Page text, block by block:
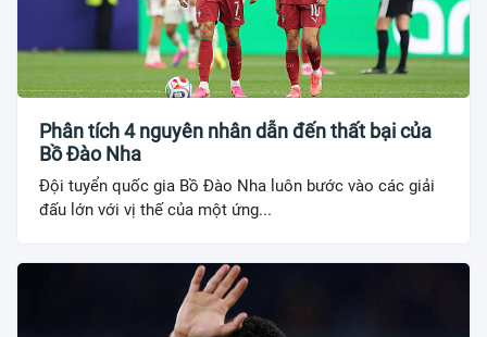
Phân tích 4 nguyên nhân dẫn đến thất bại của
Bồ Đào Nha
Đội tuyển quốc gia Bồ Đào Nha luôn bước vào các giải
đấu lớn với vị thế của một ứng...